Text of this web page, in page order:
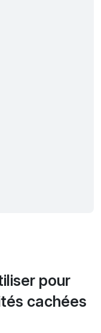
pour
cachées